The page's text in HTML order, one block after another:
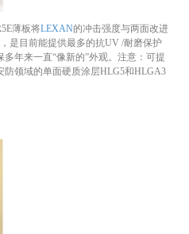
薄板将LEXAN的冲击强度与两面改进
是目前能提供最多的抗UV /耐磨保护
年来一直“像新的”外观。注意：可提
领域的单面硬质涂层HLG5和HLGA3